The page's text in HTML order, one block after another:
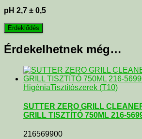
pH 2,7 ± 0,5
Érdekelhetnek még…
HigéniaTisztítószerek (T10)
SUTTER ZERO GRILL
GRILL TISZTÍTÓ 750ML 216-
216569900